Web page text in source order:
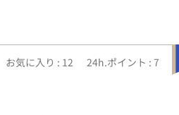
お気に入り : 12 24h.ポイント : 7